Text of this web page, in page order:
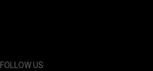
FOLLOW US